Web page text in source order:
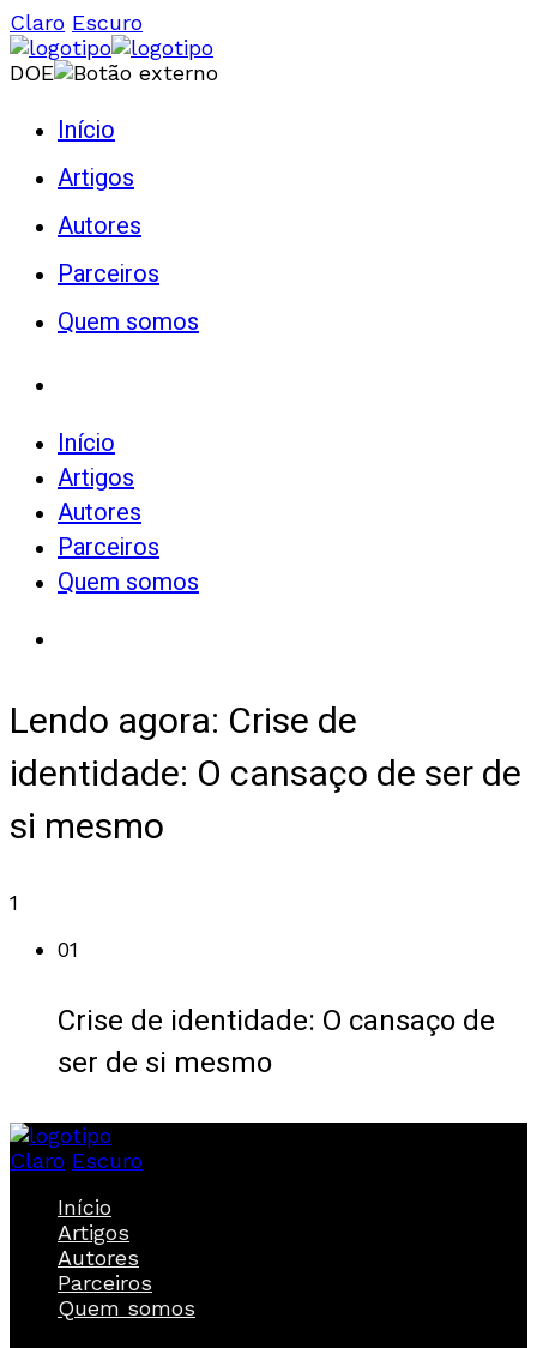
Claro Escuro
DOE
Início
Artigos
Autores
Parceiros
Quem somos
Início
Artigos
Autores
Parceiros
Quem somos
Lendo agora: Crise de
identidade: O cansaço de ser de
si mesmo
1
01
Crise de identidade: O cansaço de
ser de si mesmo
Claro Escuro
Início
Artigos
Autores
Parceiros
Quem somos